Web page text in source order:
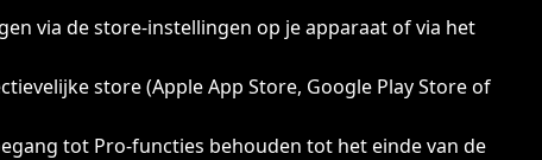
via de store-instellingen op je apparaat of via het
store (Apple App Store, Google Play Store of
tot Pro-functies behouden tot het einde van de